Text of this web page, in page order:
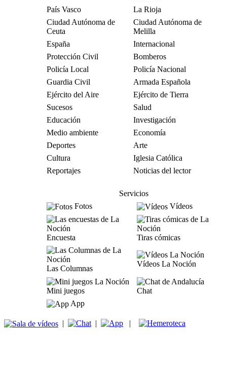
País Vasco
La Rioja
Ciudad Autónoma de
Ceuta
Ciudad Autónoma de
Melilla
España
Internacional
Protección Civil
Bomberos
Policía Local
Policía Nacional
Guardia Civil
Armada Española
Ejército del Aire
Ejército de Tierra
Sucesos
Salud
Educación
Investigación
Medio ambiente
Economía
Deportes
Arte
Cultura
Iglesia Católica
Reportajes
Noticias del lector
Servicios
Fotos
Vídeos
Encuesta Tiras cómicas
Las Columnas
Vídeos La Noción
Mini juegos
Chat
App
| | |